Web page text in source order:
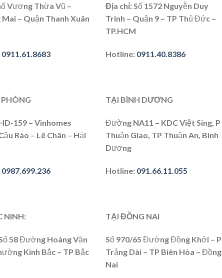
Vương Thừa Vũ –
– Quận Thanh Xuân
0911.61.8683
159 – Vinhomes
Rào – Lê Chân – Hải
0987.699.236
NINH:
58 Đường Hoàng Văn
Kinh Bắc – TP Bắc
Địa chỉ:Số 1572 Nguyễn Duy
Trinh – Quận 9 – TP Thủ Đức –
TP.HCM
Hotline: 0911.40.8386
TẠI BÌNH DƯƠNG
Đường NA11 – KDC Việt Sing, P
Thuận Giao, TP Thuận An, Bình
Dương
Hotline: 091.66.11.055
TẠI ĐỒNG NAI
Số 970/65 Đường Đồng Khởi – P
Trảng Dài – TP Biên Hòa – Đồng
Nai